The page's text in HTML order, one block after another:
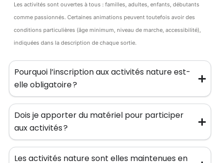
Les activités sont ouvertes à tous : familles, adultes, enfants, débutants
comme passionnés. Certaines animations peuvent toutefois avoir des
conditions particulières (âge minimum, niveau de marche, accessibilité),
indiquées dans la description de chaque sortie.
Pourquoi l’inscription aux activités nature est-
elle obligatoire ?
Dois je apporter du matériel pour participer
aux activités ?
Les activités nature sont elles maintenues en